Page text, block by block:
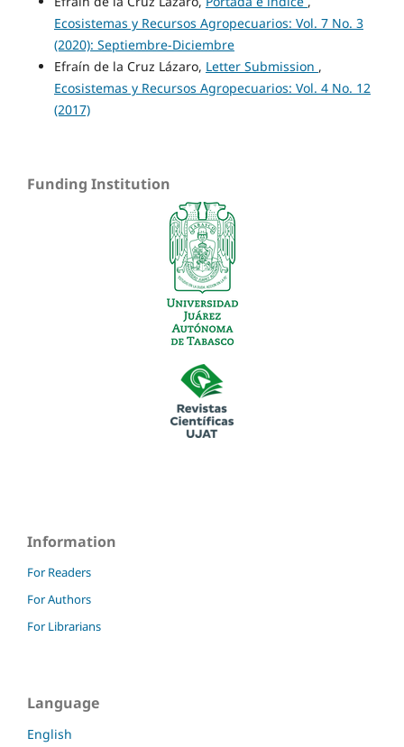
Ecosistemas y Recursos Agropecuarios: Vol. 7 No. 3
(2020): Septiembre-Diciembre
Efraín de la Cruz Lázaro, Letter Submission ,
Ecosistemas y Recursos Agropecuarios: Vol. 4 No. 12
(2017)
Funding Institution
Information
For Readers
For Authors
For Librarians
Language
English